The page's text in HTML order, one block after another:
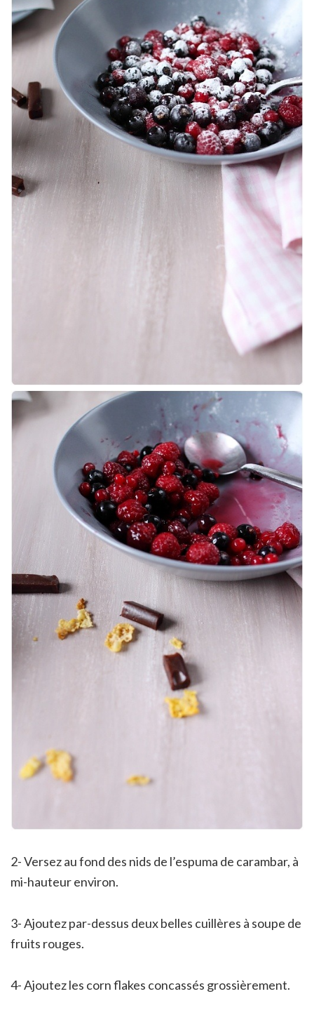
2- Versez au fond des nids de l’espuma de carambar, à
mi-hauteur environ.
3- Ajoutez par-dessus deux belles cuillères à soupe de
fruits rouges.
4- Ajoutez les corn flakes concassés grossièrement.